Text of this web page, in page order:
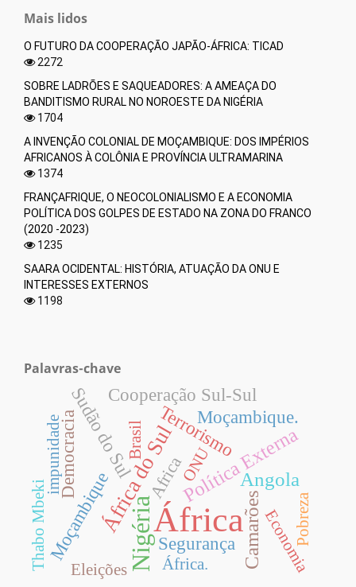
Mais lidos
O FUTURO DA COOPERAÇÃO JAPÃO-ÁFRICA: TICAD
2272
SOBRE LADRÕES E SAQUEADORES: A AMEAÇA DO
BANDITISMO RURAL NO NOROESTE DA NIGÉRIA
1704
A INVENÇÃO COLONIAL DE MOÇAMBIQUE: DOS IMPÉRIOS
AFRICANOS À COLÔNIA E PROVÍNCIA ULTRAMARINA
1374
FRANÇAFRIQUE, O NEOCOLONIALISMO E A ECONOMIA
POLÍTICA DOS GOLPES DE ESTADO NA ZONA DO FRANCO
(2020 -2023)
1235
SAARA OCIDENTAL: HISTÓRIA, ATUAÇÃO DA ONU E
INTERESSES EXTERNOS
1198
Palavras-chave
África
Nigéria
África do Sul Camarões
Política Externa
Angola
Sudão do Sul
Segurança
Terrorismo
Moçambique
Cooperação Sul-Sul
Democracia Moçambique.
Africa
África. Economia
Brasil
ONU
Eleições
impunidade
Pobreza
Thabo Mbeki